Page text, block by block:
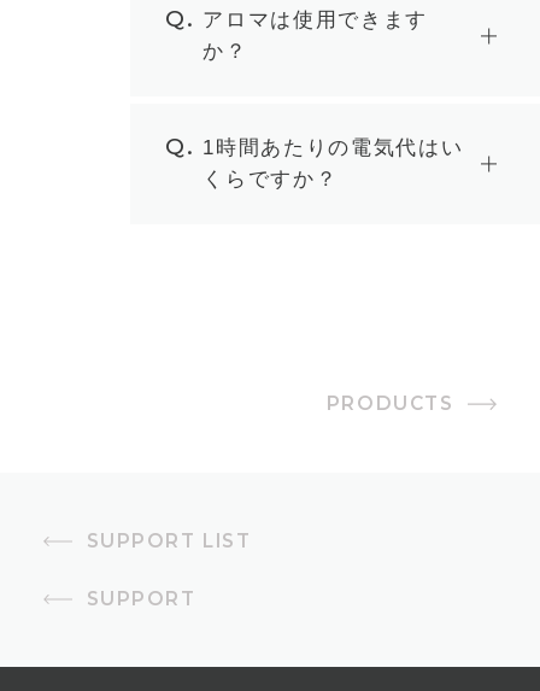
Q. アロマは使用できます
か？
Q. 1時間あたりの電気代はい
くらですか？
SUPPORT LIST
SUPPORT
PRODUCTS